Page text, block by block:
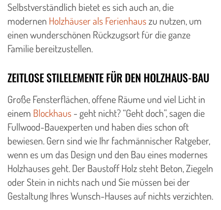
Selbstverständlich bietet es sich auch an, die
modernen Holzhäuser als Ferienhauszu nutzen, um
einen wunderschönen Rückzugsort für die ganze
Familie bereitzustellen.
ZEITLOSE STILELEMENTE FÜR DEN HOLZHAUS-BAU
Große Fensterflächen, offene Räume und viel Licht in
einem Blockhaus - geht nicht? “Geht doch”, sagen die
Fullwood-Bauexperten und haben dies schon oft
bewiesen. Gern sind wie Ihr fachmännischer Ratgeber,
wenn es um das Design und den Bau eines modernes
Holzhauses geht. Der Baustoff Holz steht Beton, Ziegeln
oder Stein in nichts nach und Sie müssen bei der
Gestaltung Ihres Wunsch-Hauses auf nichts verzichten.